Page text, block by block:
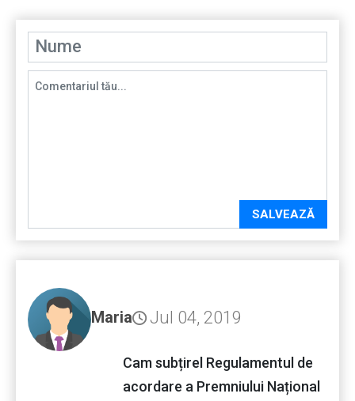
SALVEAZĂ
Maria Jul 04, 2019
Cam subțirel Regulamentul de
acordare a Premniului Național